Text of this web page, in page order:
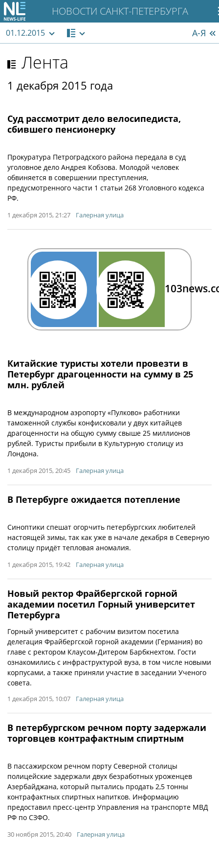
НОВОСТИ САНКТ-ПЕТЕРБУРГА
01.12.2015 А-Я
Лента
1 декабря 2015 года
Суд рассмотрит дело велосипедиста,
сбившего пенсионерку
Прокуратура Петроградского района передала в суд
уголовное дело Андрея Кобзова. Молодой человек
обвиняется в совершении преступления,
предусмотренного части 1 статьи 268 Уголовного кодекса
РФ.
1 декабря 2015, 21:27 Галерная улица
Китайские туристы хотели провезти в
Петербург драгоценности на сумму в 25
млн. рублей
В международном аэропорту «Пулково» работники
таможенной службы конфисковали у двух китайцев
драгоценности на общую сумму свыше 25 миллионов
рублей. Туристы прибыли в Культурную столицу из
Лондона.
1 декабря 2015, 20:45 Галерная улица
В Петербурге ожидается потепление
Синоптики спешат огорчить петербургских любителей
настоящей зимы, так как уже в начале декабря в Северную
столицу придёт тепловая аномалия.
1 декабря 2015, 19:42 Галерная улица
Новый ректор Фрайбергской горной
академии посетил Горный университет
Петербурга
Горный университет с рабочим визитом посетила
делегация Фрайбергской горной академии (Германия) во
главе с ректором Клаусом-Дитером Барбкнехтом. Гости
ознакомились с инфраструктурой вуза, в том числе новыми
корпусами, а также приняли участие в заседании Ученого
совета.
1 декабря 2015, 10:07 Галерная улица
В петербургском речном порту задержали
торговцев контрафактным спиртным
В пассажирском речном порту Северной столицы
полицейские задержали двух безработных уроженцев
Азербайджана, который пытались продать 2,5 тонны
контрафактных спиртных напитков. Информацию
предоставил пресс-центр Управления на транспорте МВД
РФ по СЗФО.
30 ноября 2015, 20:40 Галерная улица